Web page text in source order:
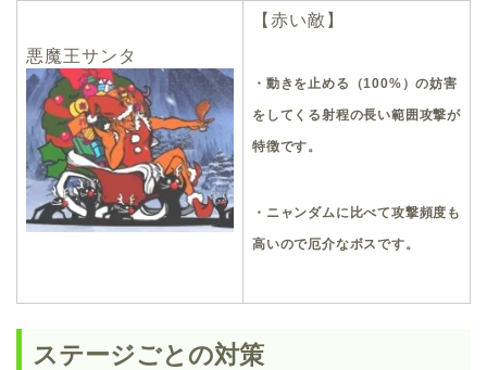
悪魔王サンタ
【赤い敵】
・動きを止める（100%）の妨害
をしてくる射程の長い範囲攻撃が
特徴です。
・ニャンダムに比べて攻撃頻度も
高いので厄介なボスです。
ステージごとの対策